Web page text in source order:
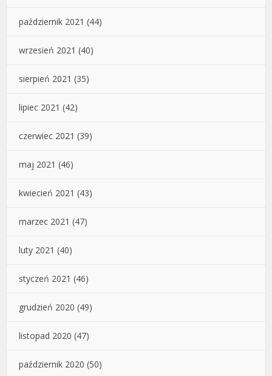
październik 2021 (44)
wrzesień 2021 (40)
sierpień 2021 (35)
lipiec 2021 (42)
czerwiec 2021 (39)
maj 2021 (46)
kwiecień 2021 (43)
marzec 2021 (47)
luty 2021 (40)
styczeń 2021 (46)
grudzień 2020 (49)
listopad 2020 (47)
październik 2020 (50)